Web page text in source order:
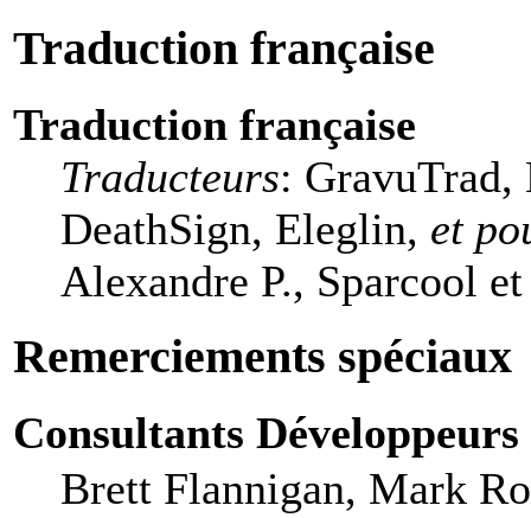
Traduction française
Traduction française
Traducteurs: GravuTrad,
DeathSign, Eleglin, et
Alexandre P., Sparcool
Remerciements spéciaux
Consultants Développeurs
Brett Flannigan, Mark